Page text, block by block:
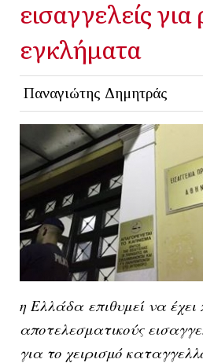
εισαγγελείς για
εγκλήματα
Παναγιώτης Δημητράς
η Ελλάδα επιθυμεί να
αποτελεσματικούς
για το χειρισμό